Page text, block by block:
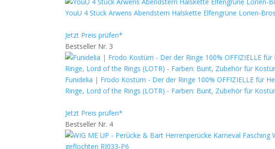
YouU 4 Stück Arwens Abendstern Halskette Elfengrüne Lorien-
Jetzt Preis prüfen*
Bestseller Nr. 3
Funidelia | Frodo Kostüm - Der der Ringe 100% OFFIZIELLE für
Ringe, Lord of the Rings (LOTR) - Farben: Bunt, Zubehör für
Jetzt Preis prüfen*
Bestseller Nr. 4